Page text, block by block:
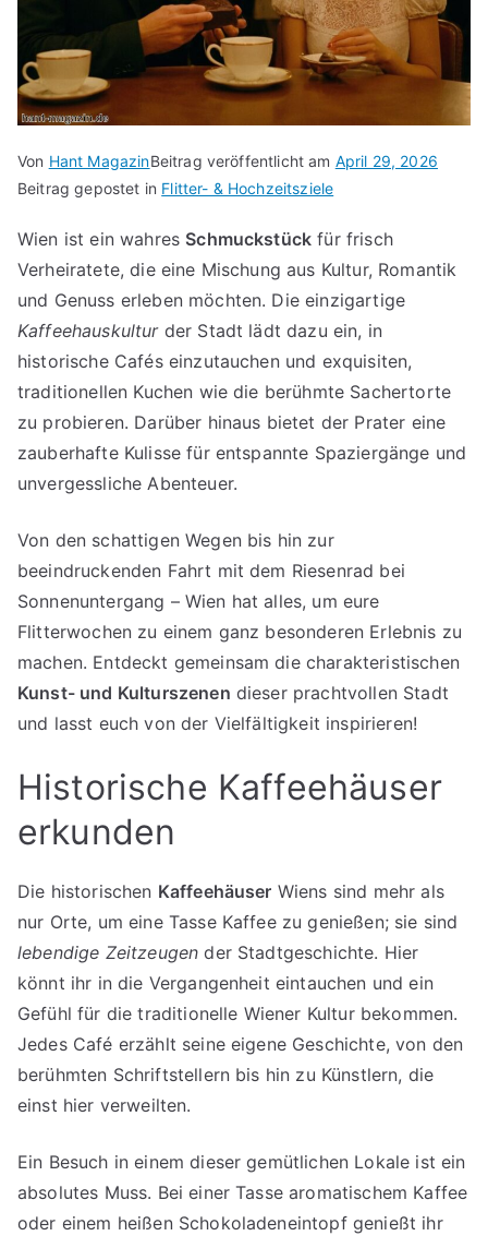
Von Hant MagazinBeitrag veröffentlicht am April 29, 2026
Beitrag gepostet in Flitter- & Hochzeitsziele
Wien ist ein wahres Schmuckstück für frisch
Verheiratete, die eine Mischung aus Kultur, Romantik
und Genuss erleben möchten. Die einzigartige
Kaffeehauskulturder Stadt lädt dazu ein, in
historische Cafés einzutauchen und exquisiten,
traditionellen Kuchen wie die berühmte Sachertorte
zu probieren. Darüber hinaus bietet der Prater eine
zauberhafte Kulisse für entspannte Spaziergänge und
unvergessliche Abenteuer.
Von den schattigen Wegen bis hin zur
beeindruckenden Fahrt mit dem Riesenrad bei
Sonnenuntergang – Wien hat alles, um eure
Flitterwochen zu einem ganz besonderen Erlebnis zu
machen. Entdeckt gemeinsam die charakteristischen
Kunst- und Kulturszenen dieser prachtvollen Stadt
und lasst euch von der Vielfältigkeit inspirieren!
Historische Kaffeehäuser
erkunden
Die historischen Kaffeehäuser Wiens sind mehr als
nur Orte, um eine Tasse Kaffee zu genießen; sie sind
lebendige Zeitzeugen der Stadtgeschichte. Hier
könnt ihr in die Vergangenheit eintauchen und ein
Gefühl für die traditionelle Wiener Kultur bekommen.
Jedes Café erzählt seine eigene Geschichte, von den
berühmten Schriftstellern bis hin zu Künstlern, die
einst hier verweilten.
Ein Besuch in einem dieser gemütlichen Lokale ist ein
absolutes Muss. Bei einer Tasse aromatischem Kaffee
oder einem heißen Schokoladeneintopf genießt ihr